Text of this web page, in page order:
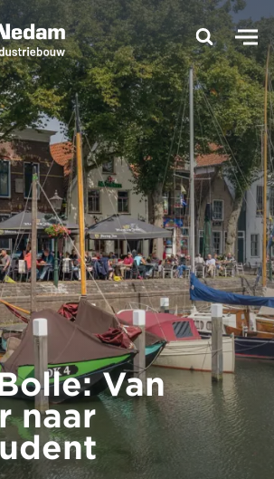
Van
naar